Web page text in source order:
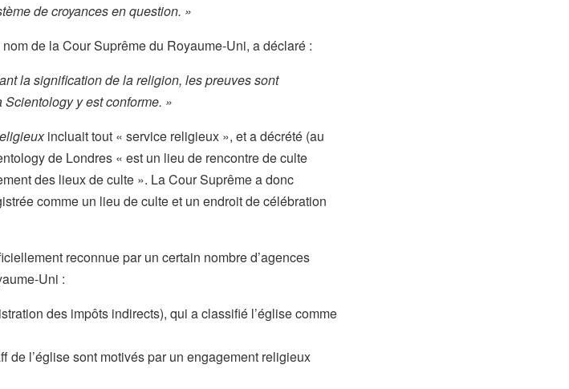
de croyances en question. »
de la Cour Suprême du Royaume-Uni, a déclaré :
la signification de la religion, les preuves sont
y est conforme. »
incluait tout « service religieux », et a décrété (au
de Londres « est un lieu de rencontre de culte
des lieux de culte ». La Cour Suprême a donc
comme un lieu de culte et un endroit de célébration
reconnue par un certain nombre d’agences
Uni :
des impôts indirects), qui a classifié l’église comme
de l’église sont motivés par un engagement religieux